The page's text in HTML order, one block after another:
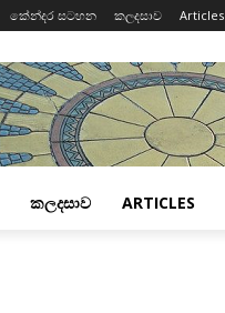
කේන්දර සටහන කලදසාව Articles
කලදසාව ARTICLES